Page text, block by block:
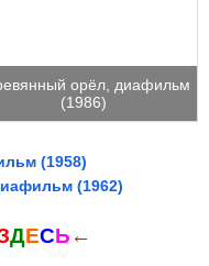
орёл, диафильм
(1986)
(1958)
(1962)
ДЕСЬ ←